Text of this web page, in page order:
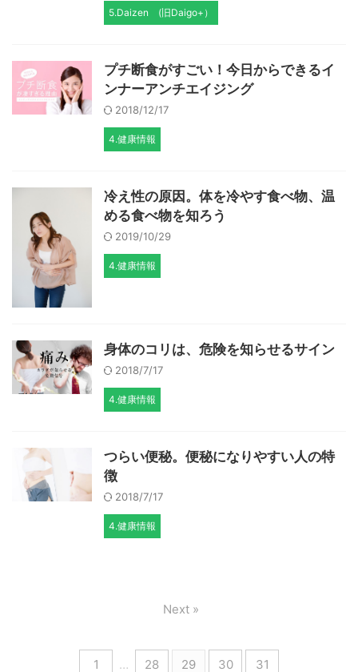
5.Daizen (旧Daigo+）
プチ断食がすごい！今日からできるイ
ンナーアンチエイジング
2018/12/17
4.健康情報
冷え性の原因。体を冷やす食べ物、温
める食べ物を知ろう
2019/10/29
4.健康情報
身体のコリは、危険を知らせるサイン
2018/7/17
4.健康情報
つらい便秘。便秘になりやすい人の特
徴
2018/7/17
4.健康情報
1 … 28 29 30 31
Next »